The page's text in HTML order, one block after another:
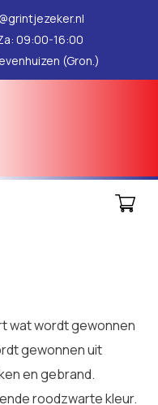
09:00-16:00
(Gron.)
wat wordt gewonnen
gewonnen uit
en gebrand.
roodzwarte kleur.